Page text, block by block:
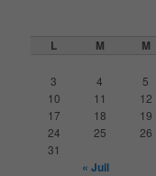
L M M
3
4 5
10
11 12
17
18 19
24
25 26
31
« Juil